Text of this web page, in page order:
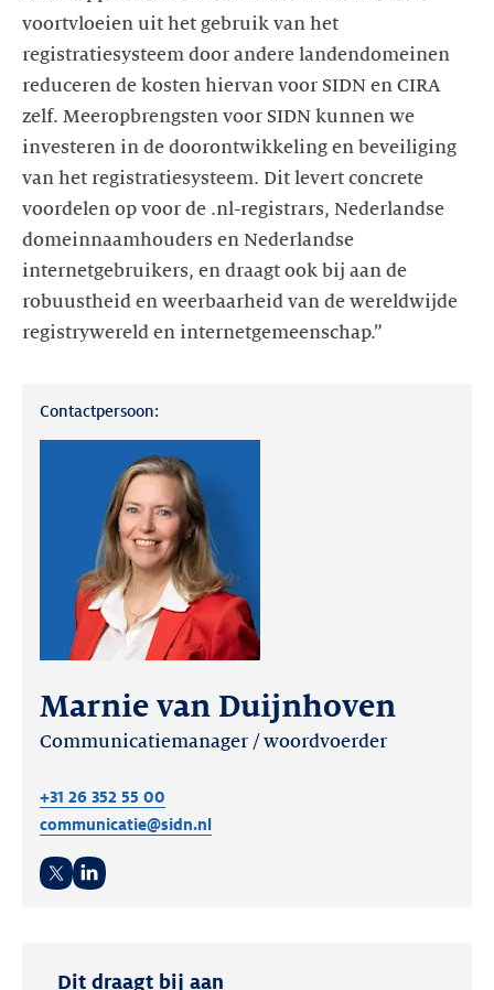
voortvloeien uit het gebruik van het
registratiesysteem door andere landendomeinen
reduceren de kosten hiervan voor SIDN en CIRA
zelf. Meeropbrengsten voor SIDN kunnen we
investeren in de doorontwikkeling en beveiliging
van het registratiesysteem. Dit levert concrete
voordelen op voor de .nl-registrars, Nederlandse
domeinnaamhouders en Nederlandse
internetgebruikers, en draagt ook bij aan de
robuustheid en weerbaarheid van de wereldwijde
registrywereld en internetgemeenschap.”
Contactpersoon:
Marnie van Duijnhoven
Communicatiemanager / woordvoerder
+31 26 352 55 00
communicatie@sidn.nl
Dit draagt bij aan